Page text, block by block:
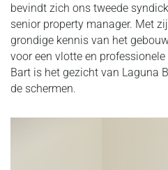
bevindt zich ons tweede
senior property manager. Met
grondige kennis van het
voor een vlotte en
Bart is het gezicht van Laguna
de schermen.